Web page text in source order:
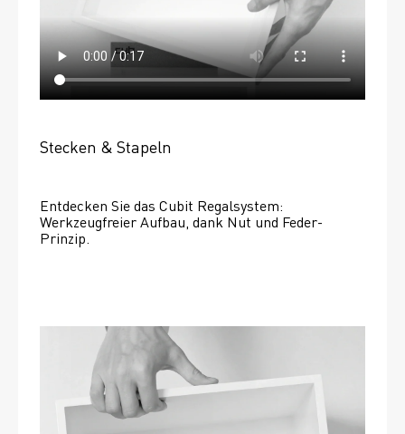
Stecken & Stapeln
Entdecken Sie das Cubit Regalsystem:
Werkzeugfreier Aufbau, dank Nut und Feder-
Prinzip.